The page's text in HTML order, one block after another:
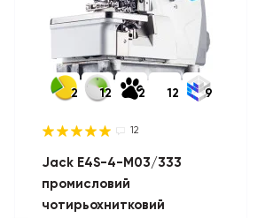
2 12 2 12 9
12
Jack E4S-4-M03/333
промисловий
чотирьохнитковий